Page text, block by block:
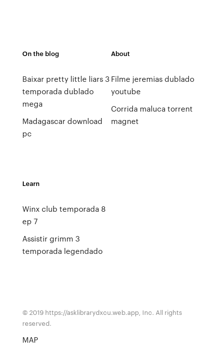
On the blog
Baixar pretty little liars 3
temporada dublado
mega
Madagascar download
pc
About
Filme jeremias dublado
youtube
Corrida maluca torrent
magnet
Learn
Winx club temporada 8
ep 7
Assistir grimm 3
temporada legendado
© 2019 https://asklibrarydxcu.web.app, Inc. All rights
reserved.
MAP